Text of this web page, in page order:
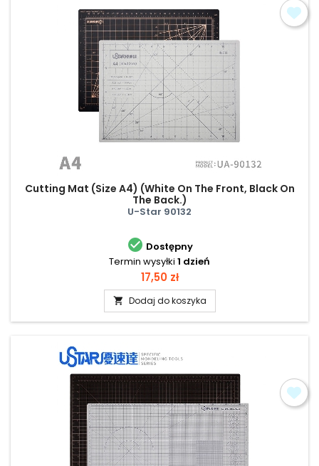
Cutting Mat (Size A4) (White On The Front, Black On
The Back.)
U-Star 90132
 Dostępny
Termin wysyłki 1 dzień
Cena
17,50 zł
 Dodaj do koszyka